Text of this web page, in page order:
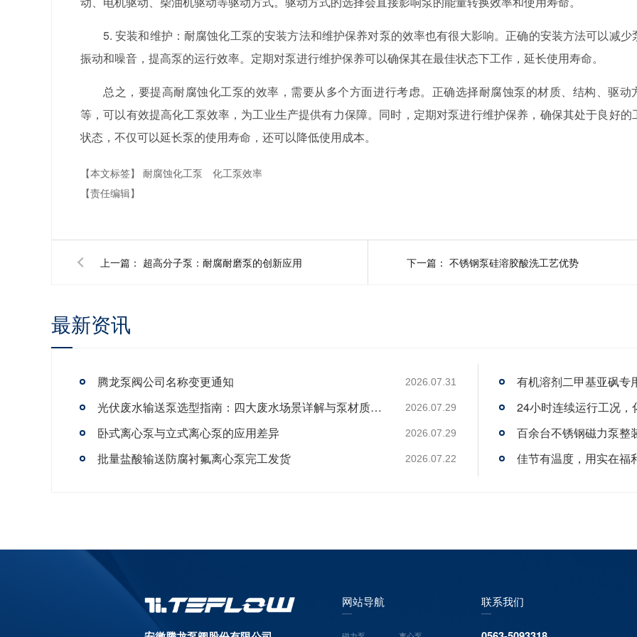
5. 安装和维护：耐腐蚀化工泵的安装方法和维护保养对泵的效率也有很大影响。正确的安装方法可以减少
振动和噪音，提高泵的运行效率。定期对泵进行维护保养可以确保其在最佳状态下工作，延长使用寿命。
总之，要提高耐腐蚀化工泵的效率，需要从多个方面进行考虑。正确选择耐腐蚀泵的材质、结构、驱动
等，可以有效提高化工泵效率，为工业生产提供有力保障。同时，定期对泵进行维护保养，确保其处于良好的
状态，不仅可以延长泵的使用寿命，还可以降低使用成本。
【本文标签】 耐腐蚀化工泵
化工泵效率
【责任编辑】
上一篇： 超高分子泵：耐腐耐磨泵的创新应用 下一篇： 不锈钢泵硅溶胶酸洗工艺优势
最新资讯
腾龙泵阀公司名称变更通知 2026.07.31
光伏废水输送泵选型指南：四大废水场景详解与泵材质选型 2026.07.29
卧式离心泵与立式离心泵的应用差异 2026.07.29
批量盐酸输送防腐衬氟离心泵完工发货 2026.07.22
有机溶剂二甲基亚砜专
24小时连续运行工况，
百余台不锈钢磁力泵整
佳节有温度，用实在福
网站导航 联系我们